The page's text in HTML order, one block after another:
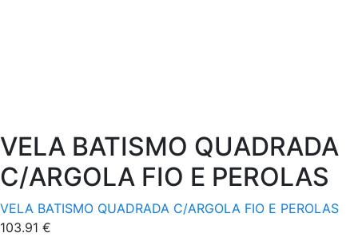
VELA BATISMO QUADRADA
C/ARGOLA FIO E PEROLAS
VELA BATISMO QUADRADA C/ARGOLA FIO E PEROLAS
103.91 €